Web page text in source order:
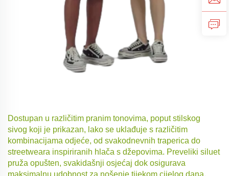
Dostupan u različitim pranim tonovima, poput stilskog
sivog koji je prikazan, lako se uklađuje s različitim
kombinacijama odjeće, od svakodnevnih traperica do
streetweara inspiriranih hlača s džepovima. Preveliki siluet
pruža opušten, svakidašnji osjećaj dok osigurava
maksimalnu udobnost za nošenje tijekom cijelog dana.